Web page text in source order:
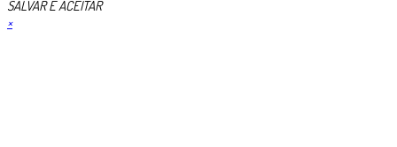
SALVAR E ACEITAR
×